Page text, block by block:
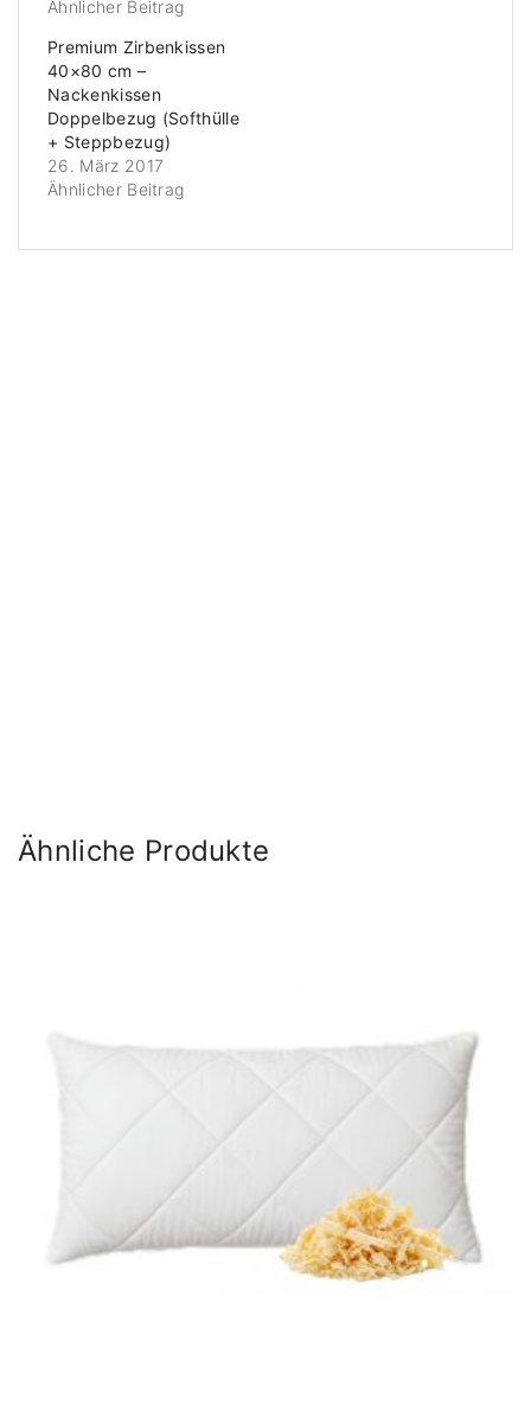
Ähnlicher Beitrag
Premium Zirbenkissen
40×80 cm –
Nackenkissen
Doppelbezug (Softhülle
+ Steppbezug)
26. März 2017
Ähnlicher Beitrag
Ähnliche Produkte